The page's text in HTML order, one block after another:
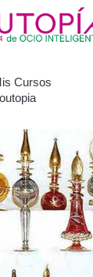
Cursos